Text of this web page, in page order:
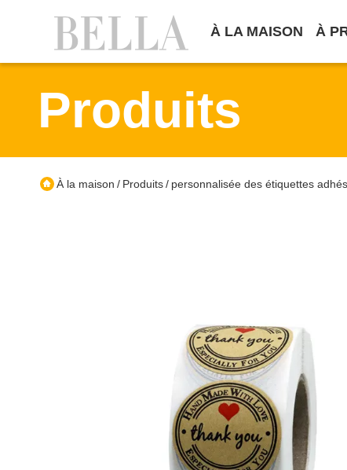
À LA MAISON À
Produits
À la maison / Produits/ personnalisée des étiquettes